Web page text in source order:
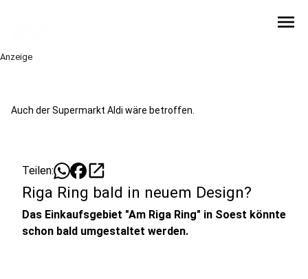
menu
Anzeige
Auch der Supermarkt Aldi wäre betroffen.
Teilen: open_in_new
Riga Ring bald in neuem Design?
Das Einkaufsgebiet "Am Riga Ring" in Soest könnte
schon bald umgestaltet werden.